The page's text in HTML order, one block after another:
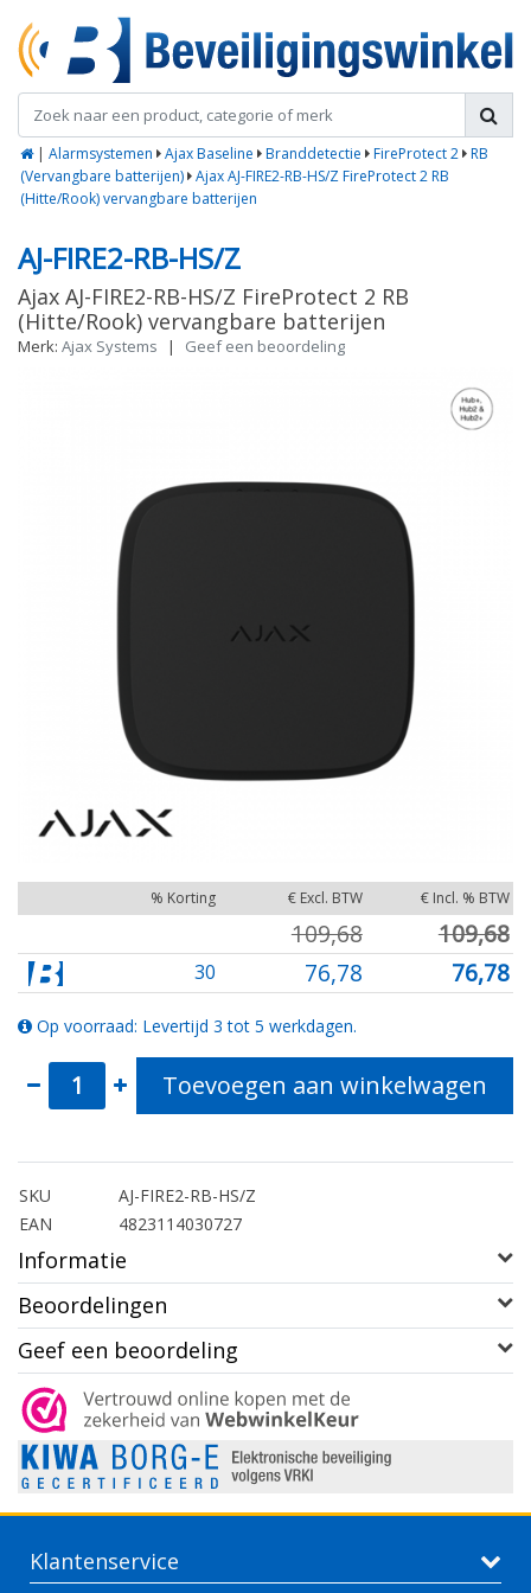
| Alarmsystemen Ajax Baseline Branddetectie FireProtect 2 RB
(Vervangbare batterijen) Ajax AJ-FIRE2-RB-HS/Z FireProtect 2 RB
(Hitte/Rook) vervangbare batterijen
AJ-FIRE2-RB-HS/Z
Ajax AJ-FIRE2-RB-HS/Z FireProtect 2 RB
(Hitte/Rook) vervangbare batterijen
Merk: Ajax Systems | Geef een beoordeling
% Korting € Excl. BTW € Incl. % BTW
109,68 109,68
30 76,78 76,78
Op voorraad: Levertijd 3 tot 5 werkdagen.
Toevoegen aan winkelwagen
SKU
AJ-FIRE2-RB-HS/Z
EAN
4823114030727
Informatie
Beoordelingen
Geef een beoordeling
Klantenservice